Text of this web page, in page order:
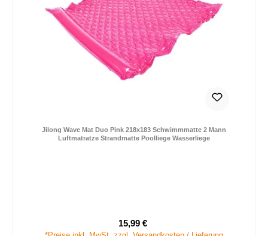
Jilong Wave Mat Duo Pink 218x183 Schwimmmatte 2 Mann
Luftmatratze Strandmatte Poolliege Wasserliege
Verkaufspreis:
15,99 €